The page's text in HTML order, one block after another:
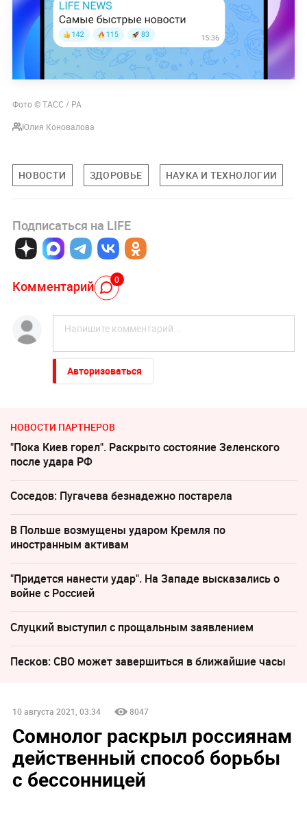
Фото © ТАСС / РА
Юлия Коновалова
НОВОСТИ ЗДОРОВЬЕ НАУКА И ТЕХНОЛОГИИ
Подписаться на LIFE
Комментарий 0
Авторизоваться
НОВОСТИ ПАРТНЕРОВ
"Пока Киев горел". Раскрыто состояние Зеленского
после удара РФ
Соседов: Пугачева безнадежно постарела
В Польше возмущены ударом Кремля по
иностранным активам
"Придется нанести удар". На Западе высказались о
войне с Россией
Слуцкий выступил с прощальным заявлением
Песков: СВО может завершиться в ближайшие часы
10 августа 2021, 03:34 8047
Сомнолог раскрыл россиянам
действенный способ борьбы
с бессонницей